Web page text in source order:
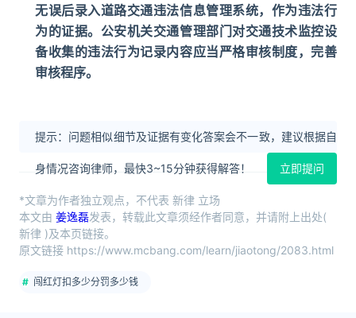
无误后录入道路交通违法信息管理系统，作为违法行
为的证据。公安机关交通管理部门对交通技术监控设
备收集的违法行为记录内容应当严格审核制度，完善
审核程序。
提示：问题相似细节及证据有变化答案会不一致，建议根据自
身情况咨询律师，最快3~15分钟获得解答！ 立即提问
*文章为作者独立观点，不代表 新律 立场
本文由 姜逸磊发表，转载此文章须经作者同意，并请附上出处(
新律 )及本页链接。
原文链接 https://www.mcbang.com/learn/jiaotong/2083.html
闯红灯扣多少分罚多少钱